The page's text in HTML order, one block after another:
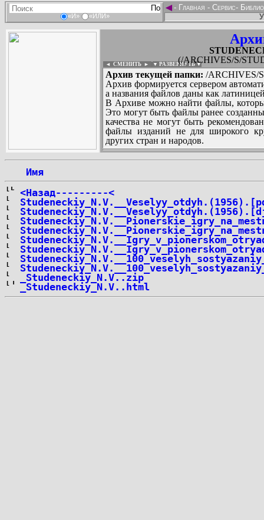
«И» «ИЛИ»
◄- Главная - Сервис-
(/ARCHIVES/S/
◄ СМЕНИТЬ ► ▼ РАЗВЕРНУТЬ ▼
Архив текущей папки: /ARCHIVES/
Архив формируется сервером
а названия файлов даны как
В Архиве можно найти файлы,
Это могут быть файлы ранее
качества не могут быть
файлы изданий не для широкого
других стран и народов.
Имя
<Назад---------<
_Studeneckiy_N.V..zip
_Studeneckiy_N.V..html